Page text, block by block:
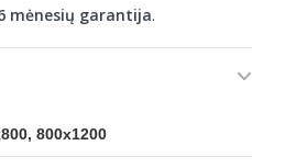
mėnesių garantija.
800x1200